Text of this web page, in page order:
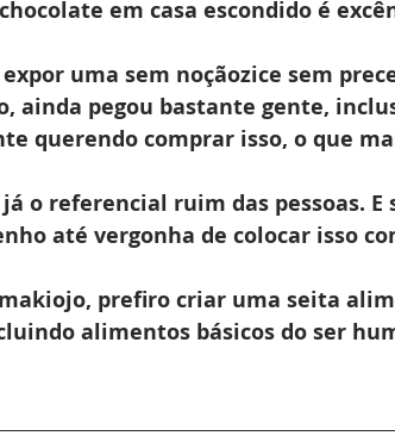
em casa escondido é
uma sem noçãozice sem
ainda pegou bastante gente,
querendo comprar isso, o que
o referencial ruim das pessoas. E
até vergonha de colocar isso
prefiro criar uma seita
alimentos básicos do ser